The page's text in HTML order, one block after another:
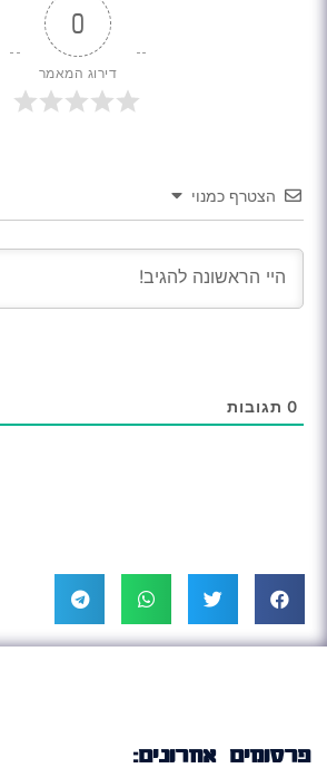
0
דירוג המאמר
הצטרף כמנוי
0 תגובות
פרסומים אחרונים: